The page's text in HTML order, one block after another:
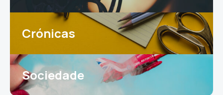
Crónicas
Sociedade